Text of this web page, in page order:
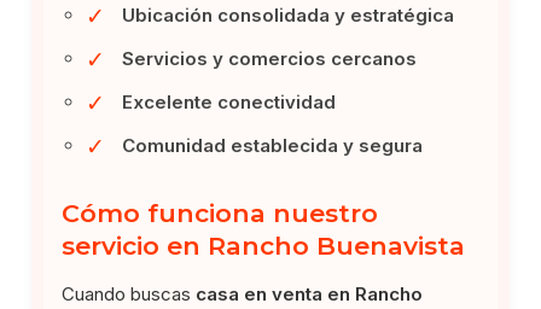
✓ Ubicación consolidada y estratégica
✓ Servicios y comercios cercanos
✓ Excelente conectividad
✓ Comunidad establecida y segura
Cómo funciona nuestro
servicio en Rancho Buenavista
Cuando buscas casa en venta en Rancho